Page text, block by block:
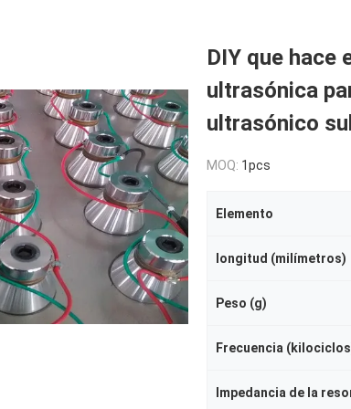
DIY que hace
ultrasónica
ultrasónico
MOQ: 1pcs
Elemento
longitud (milímetros)
Peso (g)
Frecuencia